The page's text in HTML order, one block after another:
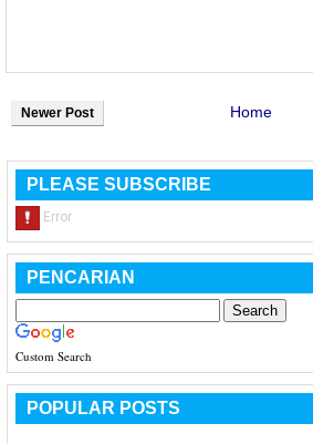
Newer Post Home
PLEASE SUBSCRIBE
PENCARIAN
Custom Search
POPULAR POSTS